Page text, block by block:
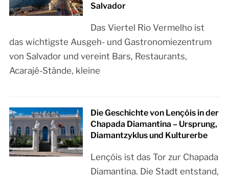
Salvador
Das Viertel Rio Vermelho ist
das wichtigste Ausgeh- und Gastronomiezentrum
von Salvador und vereint Bars, Restaurants,
Acarajé-Stände, kleine
Die Geschichte von Lençóis in der
Chapada Diamantina – Ursprung,
Diamantzyklus und Kulturerbe
Lençóis ist das Tor zur Chapada
Diamantina. Die Stadt entstand,